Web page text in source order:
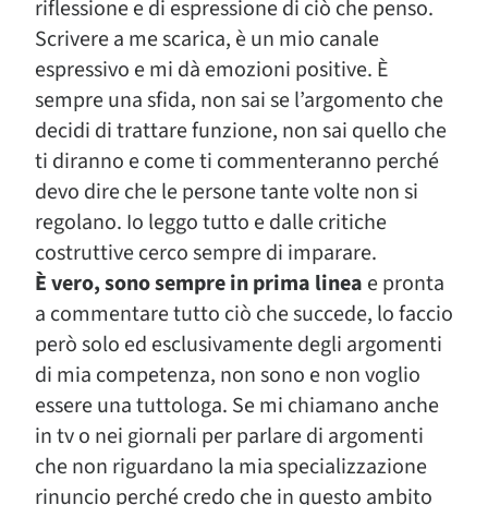
riflessione e di espressione di ciò che penso.
Scrivere a me scarica, è un mio canale
espressivo e mi dà emozioni positive. È
sempre una sfida, non sai se l’argomento che
decidi di trattare funzione, non sai quello che
ti diranno e come ti commenteranno perché
devo dire che le persone tante volte non si
regolano. Io leggo tutto e dalle critiche
costruttive cerco sempre di imparare.
È vero, sono sempre in prima linea e pronta
a commentare tutto ciò che succede, lo faccio
però solo ed esclusivamente degli argomenti
di mia competenza, non sono e non voglio
essere una tuttologa. Se mi chiamano anche
in tv o nei giornali per parlare di argomenti
che non riguardano la mia specializzazione
rinuncio perché credo che in questo ambito